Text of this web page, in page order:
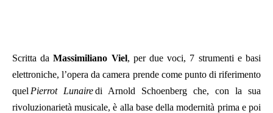
Scritta daMassimiliano Viel, per due voci, 7 strumenti e basi
elettroniche, l’opera da camera prende come punto di riferimento
quel Pierrot Lunairedi Arnold Schoenberg che, con la sua
rivoluzionarietà musicale, è alla base della modernità prima e poi